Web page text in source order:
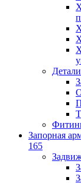
Запорная
165